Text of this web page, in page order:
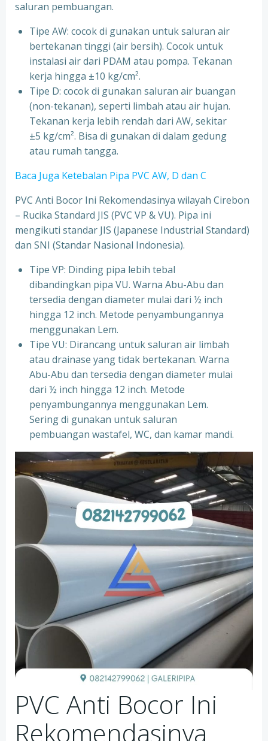
saluran pembuangan.
Tipe AW: cocok di gunakan untuk saluran air
bertekanan tinggi (air bersih). Cocok untuk
instalasi air dari PDAM atau pompa. Tekanan
kerja hingga ±10 kg/cm².
Tipe D: cocok di gunakan saluran air buangan
(non-tekanan), seperti limbah atau air hujan.
Tekanan kerja lebih rendah dari AW, sekitar
±5 kg/cm². Bisa di gunakan di dalam gedung
atau rumah tangga.
Baca Juga Ketebalan Pipa PVC AW, D dan C
PVC Anti Bocor Ini Rekomendasinya wilayah Cirebon
– Rucika Standard JIS (PVC VP & VU). Pipa ini
mengikuti standar JIS (Japanese Industrial Standard)
dan SNI (Standar Nasional Indonesia).
Tipe VP: Dinding pipa lebih tebal
dibandingkan pipa VU. Warna Abu-Abu dan
tersedia dengan diameter mulai dari ½ inch
hingga 12 inch. Metode penyambungannya
menggunakan Lem.
Tipe VU: Dirancang untuk saluran air limbah
atau drainase yang tidak bertekanan. Warna
Abu-Abu dan tersedia dengan diameter mulai
dari ½ inch hingga 12 inch. Metode
penyambungannya menggunakan Lem.
Sering di gunakan untuk saluran
pembuangan wastafel, WC, dan kamar mandi.
PVC Anti Bocor Ini
Rekomendasinya